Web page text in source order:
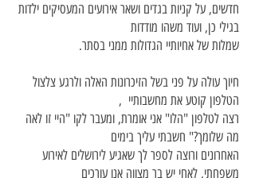
חדשים, על קניות בגדים ושאר אירועים המעסיקים ילדות
בגילי כן, ועוד משהו מודדות
שמלות של אחיותיי הגדולות ממני בסתר.
חיוך עולה על פני בשל הזיכרונות האלה ולרגע צלצול
הטלפון קוטע את מחשבותיי ,
רצה לטלפון "הלו" אני אומרת, ומעבר לקו "היי זו לאה
מה שלומך?" חשבתי עליך בימים
האחרונים ורוצה לספר לך שאגיע לירושלים לאירוע
משפחתי, לאחי יש בר מצווה אנו עורכים